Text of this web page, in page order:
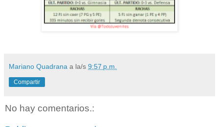
Mariano Quadrana a la/s 9:57 p.m.
Compartir
No hay comentarios.: